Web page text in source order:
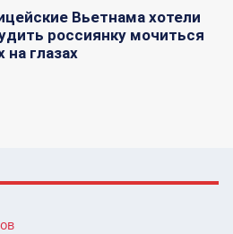
Вьетнама хотели
россиянку мочиться
на глазах